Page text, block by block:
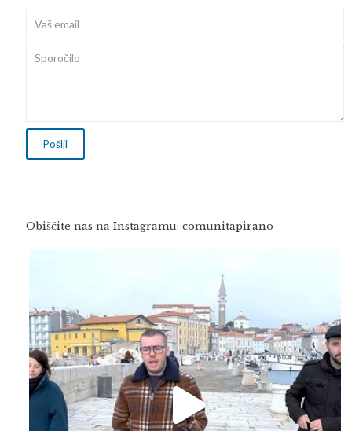
Obiščite nas na Instagramu: comunitapirano